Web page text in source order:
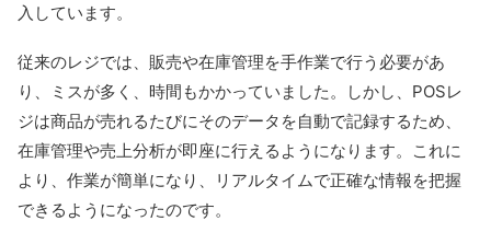
入しています。
従来のレジでは、販売や在庫管理を手作業で行う必要があ
り、ミスが多く、時間もかかっていました。しかし、POSレ
ジは商品が売れるたびにそのデータを自動で記録するため、
在庫管理や売上分析が即座に行えるようになります。これに
より、作業が簡単になり、リアルタイムで正確な情報を把握
できるようになったのです。